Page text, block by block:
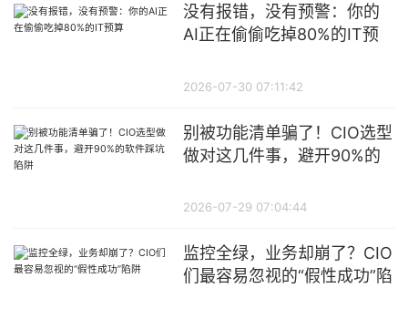
没有报错，没有预警：你的
AI正在偷偷吃掉80%的IT预
2026-07-30 07:11:42
别被功能清单骗了！CIO选型
做对这几件事，避开90%的
2026-07-29 07:04:44
监控全绿，业务却崩了？CIO
们最容易忽视的“假性成功”陷